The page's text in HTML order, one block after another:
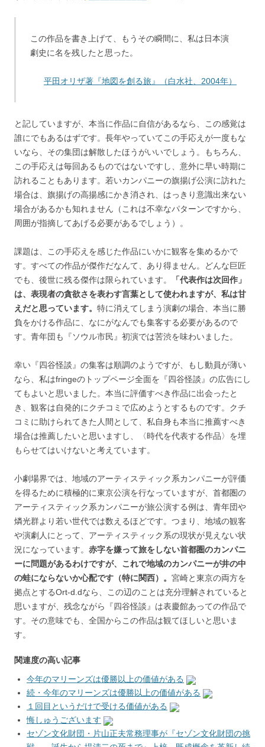
この作品を書き上げて、もうその瞬間に、私は日本演
劇史に名を残したと思った。
平田オリザ著『地図を創る旅』（白水社、2004年）
と記していますが、本当に作品に自信があるなら、この感覚は
誰にでもあるはずです。長年やっていてこの手応えが一度もな
いなら、その集団は解散したほうがいいでしょう。もちろん、
この手応えは毎回あるものではないですし、意外に早い時期に
訪れることもあります。若いカンパニーの旗揚げ公演に訪れた
場合は、旗揚げの高揚感にかき消され、はっきり意識出来ない
場合があるかも知れません（これは不幸なパターンですから、
周囲が指摘してあげる必要があるでしょう）。
課題は、この手応えを感じた作品にいかに観客を集めるかで
す。すべての作品が傑作だなんて、あり得ません。どんな巨匠
でも、後世に残る傑作は限られています。
「代表作は次回作」
は、表現者の貪欲さを表わす言葉として使われますが、私は甘
えだと思っています。 特に消えてしまう演劇の場合、本当に勝
負をかける作品に、なにがなんでも集客する必要があるので
す。青年団も『ソウル市民』初演では苦渋を味わいました。
幸い『四谷怪談』の集客は順調のようですが、もし動員が薄い
なら、私はfringeのトップページ全面を『四谷怪談』の広告にし
てもよいと思いました。本当に評価すべき作品に出会ったと
き、観客は自発的にクチコミで広めようとするものです。クチ
コミに助けられてきた人間として、私自身も本当に推薦すべき
場合は推薦したいと思いますし、〈時代を代表する作品〉を埋
もらせてはいけないと考えています。
小劇場界では、地域のアーティスティック系カンパニーが評価
を得るために積極的に東京公演を行なっていますが、首都圏の
アーティスティック系カンパニーが旅公演する例は、青年団や
燐光群より若い世代では数えるほどです。つまり、地域の観客
や演劇人にとって、アーティスティック系の現状が見えない状
況になっています。 赤字を嫌って旅をしない首都圏のカンパニ
ーに問題があるわけですが、これで地域のカンパニーが井の中
の蛙にならないか心配です（特に関西）。 宮崎と東京の両方を
拠点とするOrt-d.dなら、この辺のことは充分理解されていると
思いますが、残念ながら『四谷怪談』は表慶館あっての作品で
す。その意味でも、全国からこの作品は観てほしいと思いま
す。
関連度の高い記事
今年のマリーンズは優勝以上の価値がある
続・今年のマリーンズは優勝以上の価値がある
１回目というだけで受ける価値がある
悔しゅうございます
セゾン文化財団・片山正夫常務理事が『セゾン文化財団の挑